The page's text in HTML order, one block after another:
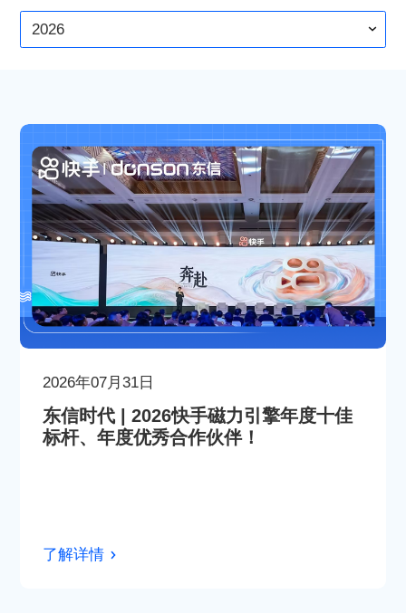
联系东信
2026
2026年07月31日
东信时代 | 2026快手磁力引擎年度十佳
标杆、年度优秀合作伙伴！
了解详情